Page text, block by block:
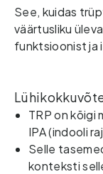
See, kuidas
väärtusliku
funktsioonist ja
TRP on kõigi
IPA (indooli
Selle
konteksti